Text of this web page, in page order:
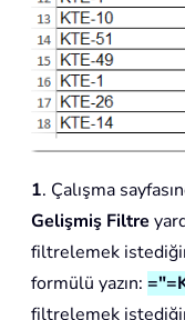
1. Çalışma
Gelişmiş Filtre
filtrelemek
formülü yazın:
filtrelemek